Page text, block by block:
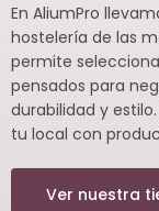
En AliumPro
hostelería de las
permite
pensados para
durabilidad y
tu local con
Ver nuestra